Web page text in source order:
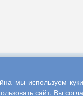
мы используем
сайт, Вы